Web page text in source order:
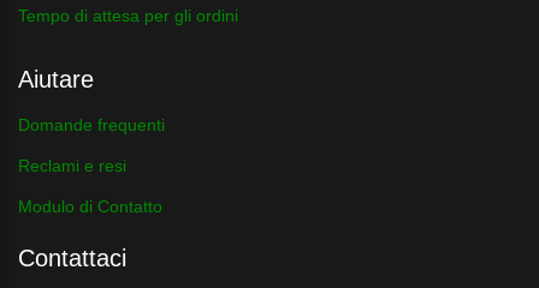
Tempo di attesa per gli ordini
Aiutare
Domande frequenti
Reclami e resi
Modulo di Contatto
Contattaci